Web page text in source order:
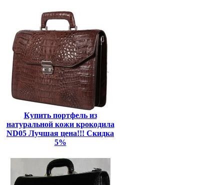
Купить портфель из
натуральной кожи крокодила
ND05 Лучшая цена!!! Скидка
5%